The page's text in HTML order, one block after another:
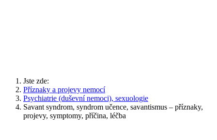
Jste zde:
Příznaky a projevy nemocí
Psychiatrie (duševní nemoci), sexuologie
Savant syndrom, syndrom učence, savantismus – příznaky,
projevy, symptomy, příčina, léčba